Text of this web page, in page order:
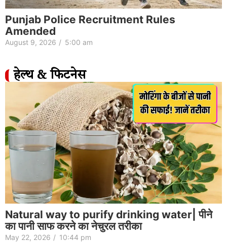
Punjab Police Recruitment Rules
Amended
August 9, 2026 / 5:00 am
हेल्थ & फिटनेस
Natural way to purify drinking water| पीने
का पानी साफ करने का नेचुरल तरीका
May 22, 2026 / 10:44 pm